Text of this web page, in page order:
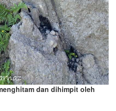
dan dihimpit oleh